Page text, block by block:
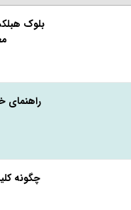
بلوک
راهنمای
چگونه